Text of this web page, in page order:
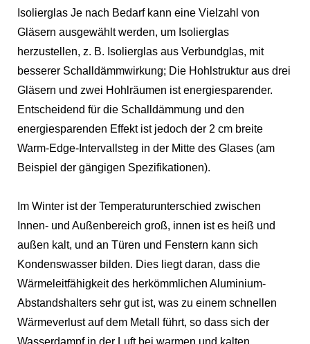
Isolierglas Je nach Bedarf kann eine Vielzahl von
Gläsern ausgewählt werden, um Isolierglas
herzustellen, z. B. Isolierglas aus Verbundglas, mit
besserer Schalldämmwirkung; Die Hohlstruktur aus drei
Gläsern und zwei Hohlräumen ist energiesparender.
Entscheidend für die Schalldämmung und den
energiesparenden Effekt ist jedoch der 2 cm breite
Warm-Edge-Intervallsteg in der Mitte des Glases (am
Beispiel der gängigen Spezifikationen).
Im Winter ist der Temperaturunterschied zwischen
Innen- und Außenbereich groß, innen ist es heiß und
außen kalt, und an Türen und Fenstern kann sich
Kondenswasser bilden. Dies liegt daran, dass die
Wärmeleitfähigkeit des herkömmlichen Aluminium-
Abstandshalters sehr gut ist, was zu einem schnellen
Wärmeverlust auf dem Metall führt, so dass sich der
Wasserdampf in der Luft bei warmen und kalten